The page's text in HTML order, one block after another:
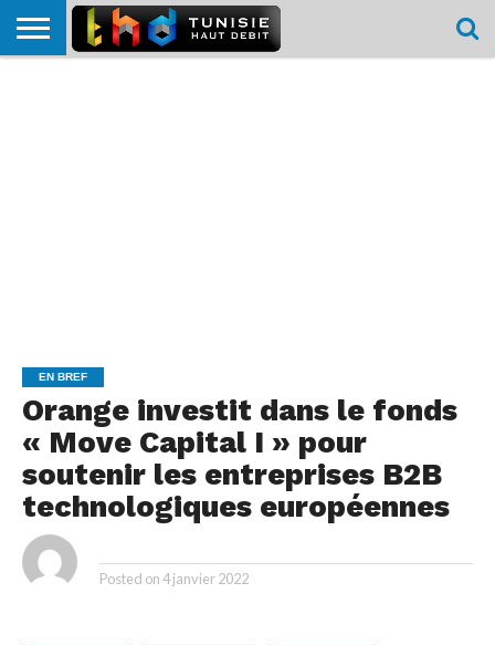
EN BREF
Orange investit dans le fonds
« Move Capital I » pour
soutenir les entreprises B2B
technologiques européennes
Posted on4 janvier 2022